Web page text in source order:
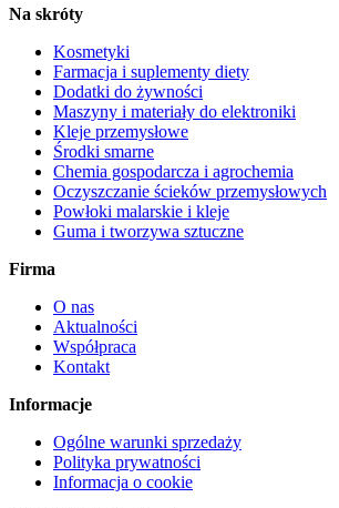
Na skróty
Kosmetyki
Farmacja i suplementy diety
Dodatki do żywności
Maszyny i materiały do elektroniki
Kleje przemysłowe
Środki smarne
Chemia gospodarcza i agrochemia
Oczyszczanie ścieków przemysłowych
Powłoki malarskie i kleje
Guma i tworzywa sztuczne
Firma
O nas
Aktualności
Współpraca
Kontakt
Informacje
Ogólne warunki sprzedaży
Polityka prywatności
Informacja o cookie